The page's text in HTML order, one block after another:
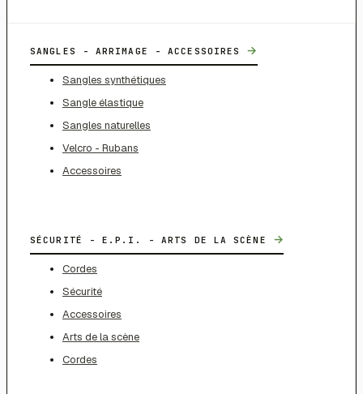
SANGLES - ARRIMAGE - ACCESSOIRES →
Sangles synthétiques
Sangle élastique
Sangles naturelles
Velcro - Rubans
Accessoires
SÉCURITÉ - E.P.I. - ARTS DE LA SCÈNE →
Cordes
Sécurité
Accessoires
Arts de la scène
Cordes